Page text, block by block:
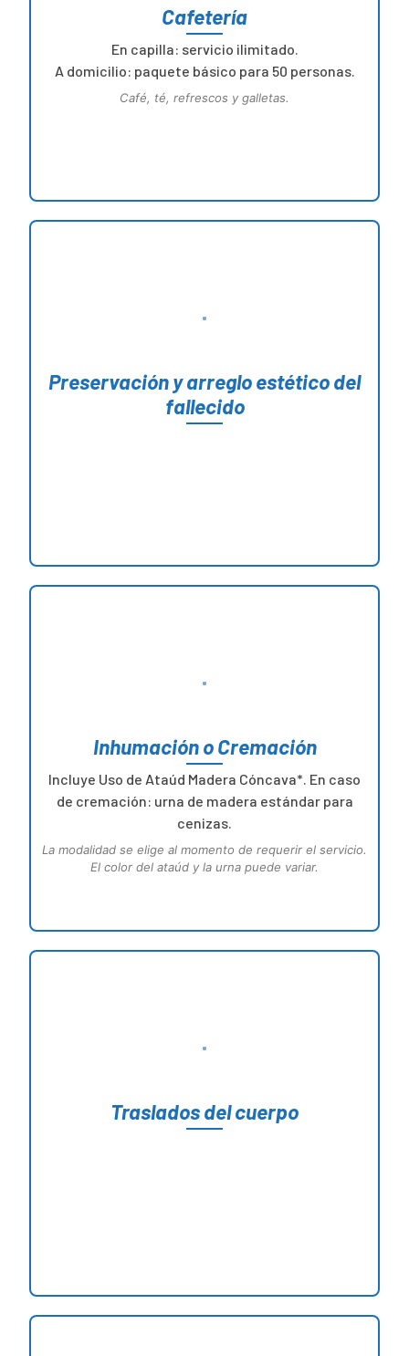
Cafetería
En capilla: servicio ilimitado.
A domicilio: paquete básico para 50 personas.
Café, té, refrescos y galletas.
Preservación y arreglo estético del
fallecido
Inhumación o Cremación
Incluye Uso de Ataúd Madera Cóncava*. En caso
de cremación: urna de madera estándar para
cenizas.
La modalidad se elige al momento de requerir el servicio.
El color del ataúd y la urna puede variar.
Traslados del cuerpo